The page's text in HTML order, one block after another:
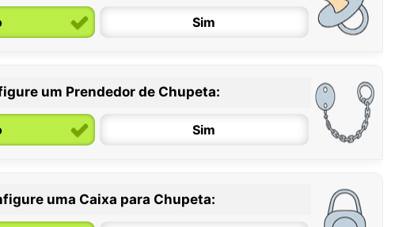
Sim
um Prendedor de Chupeta:
Sim
uma Caixa para Chupeta: